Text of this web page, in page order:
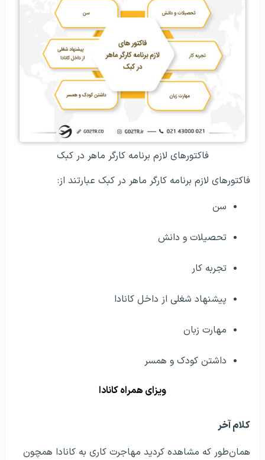
فاکتور‌های لازم برنامه‌ کارگر ماهر در کبک
فاکتورهای لازم برنامه کارگر ماهر در کبک عبارتند از:
سن
تحصیلات و دانش
تجربه کار
پیشنهاد شغلی از داخل کانادا
مهارت زبان
داشتن کودک و همسر
ویزای همراه کانادا
کلام آخر
همان‌طور که مشاهده کردید مهاجرت کاری به کانادا همچون